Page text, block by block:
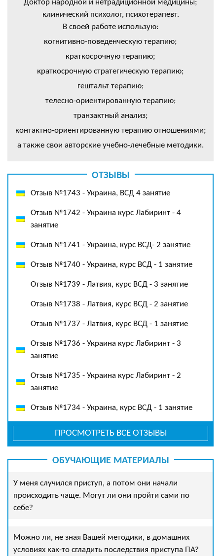
Доктор народной и нетрадиционной медицины;
клинический психолог, психотерапевт.
В своей работе использую:
когнитивно-поведенческую терапию;
краткосрочную терапию;
краткосрочную стратегическую терапию;
гештальт терапию;
телесно-ориентированную терапию;
транзактный анализ;
контактно-ориентированную терапию отношениями;
а также свои авторские учебно-лечебные методики.
ОТЗЫВЫ
Отзыв №1743 - Украина, ВСД 4 занятие
Отзыв №1742 - Украина курс Лабиринт - 4
занятие
Отзыв №1741 - Украина, курс ВСД- 2 занятие
Отзыв №1740 - Украина, курс ВСД - 1 занятие
Отзыв №1739 - Латвия, курс ВСД - 3 занятие
Отзыв №1738 - Латвия, курс ВСД - 2 занятие
Отзыв №1737 - Латвия, курс ВСД - 1 занятие
Отзыв №1736 - Украина курс Лабиринт - 3
занятие
Отзыв №1735 - Украина курс Лабиринт - 2
занятие
Отзыв №1734 - Украина, курс ВСД - 1 занятие
ПРОСМОТРЕТЬ ВСЕ ОТЗЫВЫ
ОБУЧАЮЩИЕ МАТЕРИАЛЫ
У меня случился приступ, а потом они начали
происходить чаще. Могут ли они пройти сами по
себе?
Можно ли, не зная Вашей методики, в домашних
условиях как-то сгладить последствия приступа ПА?